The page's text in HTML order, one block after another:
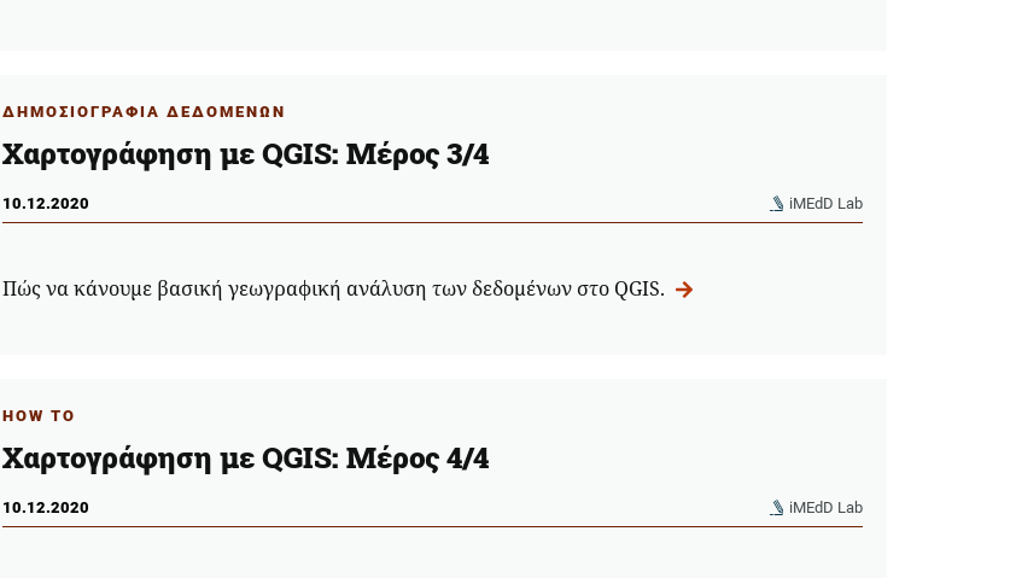
ΔΗΜΟΣΙΟΓΡΑΦΙΑ ΔΕΔΟΜΕΝΩΝ
Χαρτογράφηση με QGIS: Μέρος 3/4
10.12.2020 iMEdD Lab
Πώς να κάνουμε βασική γεωγραφική ανάλυση των δεδομένων στο QGIS.
HOW TO
Χαρτογράφηση με QGIS: Μέρος 4/4
10.12.2020 iMEdD Lab